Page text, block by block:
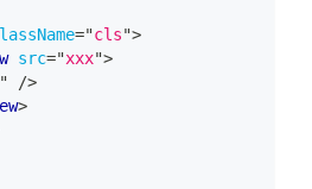
="cls">
src="xxx">
"
/>
>